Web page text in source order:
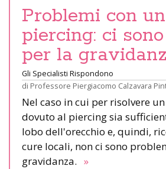
Problemi con un
piercing: ci
per la
Gli Specialisti Rispondono
di Professore Piergiacomo Calzavara
Nel caso in cui per risolvere
dovuto al piercing sia
lobo dell'orecchio e, quindi,
cure locali, non ci sono
gravidanza. »